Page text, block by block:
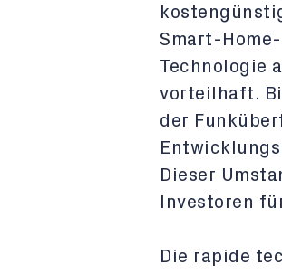
Smart-
Technologie
vorteilhaft.
der
Dieser
Investoren
Die rapide